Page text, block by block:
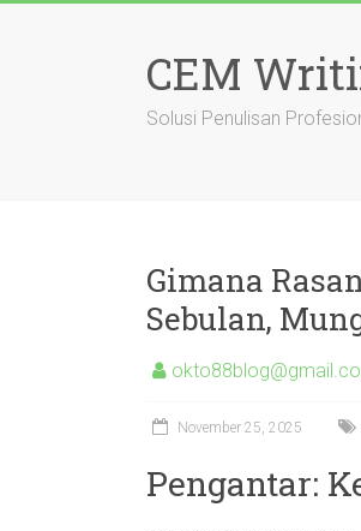
CEM
Solusi Penulisan
Gimana
Sebulan,
November 25, 2025
Pengantar: